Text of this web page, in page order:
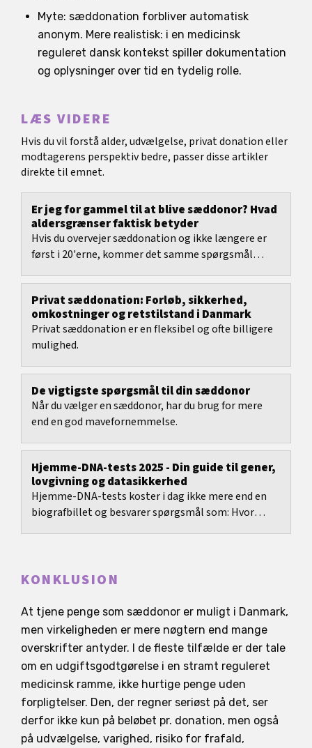
Myte: sæddonation forbliver automatisk
anonym. Mere realistisk: i en medicinsk
reguleret dansk kontekst spiller dokumentation
og oplysninger over tid en tydelig rolle.
LÆS VIDERE
Hvis du vil forstå alder, udvælgelse, privat donation eller
modtagerens perspektiv bedre, passer disse artikler
direkte til emnet.
Er jeg for gammel til at blive sæddonor? Hvad
aldersgrænser faktisk betyder
Hvis du overvejer sæddonation og ikke længere er
først i 20'erne, kommer det samme spørgsmål
Privat sæddonation: Forløb, sikkerhed,
omkostninger og retstilstand i Danmark
Privat sæddonation er en fleksibel og ofte billigere
mulighed.
De vigtigste spørgsmål til din sæddonor
Når du vælger en sæddonor, har du brug for mere
end en god mavefornemmelse.
Hjemme-DNA-tests 2025 - Din guide til gener,
lovgivning og datasikkerhed
Hjemme-DNA-tests koster i dag ikke mere end en
biografbillet og besvarer spørgsmål som: Hvor
KONKLUSION
At tjene penge som sæddonor er muligt i Danmark,
men virkeligheden er mere nøgtern end mange
overskrifter antyder. I de fleste tilfælde er der tale
om en udgiftsgodtgørelse i en stramt reguleret
medicinsk ramme, ikke hurtige penge uden
forpligtelser. Den, der regner seriøst på det, ser
derfor ikke kun på beløbet pr. donation, men også
på udvælgelse, varighed, risiko for frafald,